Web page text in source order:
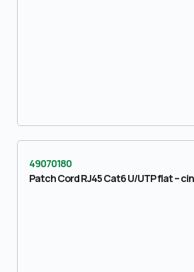
49070180
Patch Cord RJ45 Cat6 U/UTP flat –